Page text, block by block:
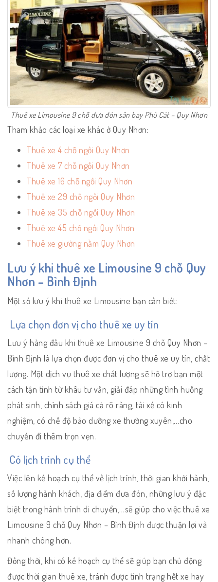
Thuê xe Limousine 9 chỗ đưa đón sân bay Phù Cát – Quy Nhơn
Tham khảo các loại xe khác ở Quy Nhơn:
Thuê xe 4 chỗ ngồi Quy Nhơn
Thuê xe 7 chỗ ngồi Quy Nhơn
Thuê xe 16 chỗ ngồi Quy Nhơn
Thuê xe 29 chỗ ngồi Quy Nhơn
Thuê xe 35 chỗ ngồi Quy Nhơn
Thuê xe 45 chỗ ngồi Quy Nhơn
Thuê xe giường nằm Quy Nhơn
Lưu ý khi thuê xe Limousine 9 chỗ Quy
Nhơn – Bình Định
Một số lưu ý khi thuê xe Limousine bạn cần biết:
Lựa chọn đơn vị cho thuê xe uy tín
Lưu ý hàng đầu khi thuê xe Limousine 9 chỗ Quy Nhơn –
Bình Định là lựa chọn được đơn vị cho thuê xe uy tín, chất
lượng. Một dịch vụ thuê xe chất lượng sẽ hỗ trợ bạn một
cách tận tình từ khâu tư vấn, giải đáp những tình huống
phát sinh, chính sách giá cả rõ ràng, tài xế có kinh
nghiệm, có chế độ bảo dưỡng xe thường xuyên,…cho
chuyến đi thêm trọn vẹn.
Có lịch trình cụ thể
Việc lên kế hoạch cụ thể về lịch trình, thời gian khởi hành,
số lượng hành khách, địa điểm đưa đón, những lưu ý đặc
biệt trong hành trình di chuyển,…sẽ giúp cho việc thuê xe
Limousine 9 chỗ Quy Nhơn – Bình Định được thuận lợi và
nhanh chóng hơn.
Đồng thời, khi có kế hoạch cụ thể sẽ giúp bạn chủ động
được thời gian thuê xe, tránh được tình trạng hết xe hay